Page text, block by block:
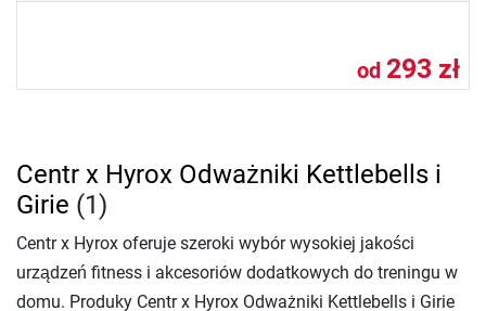
od 293 zł
Centr x Hyrox Odważniki Kettlebells i
Girie (1)
Centr x Hyrox oferuje szeroki wybór wysokiej jakości
urządzeń fitness i akcesoriów dodatkowych do treningu w
domu. Produky Centr x Hyrox Odważniki Kettlebells i Girie